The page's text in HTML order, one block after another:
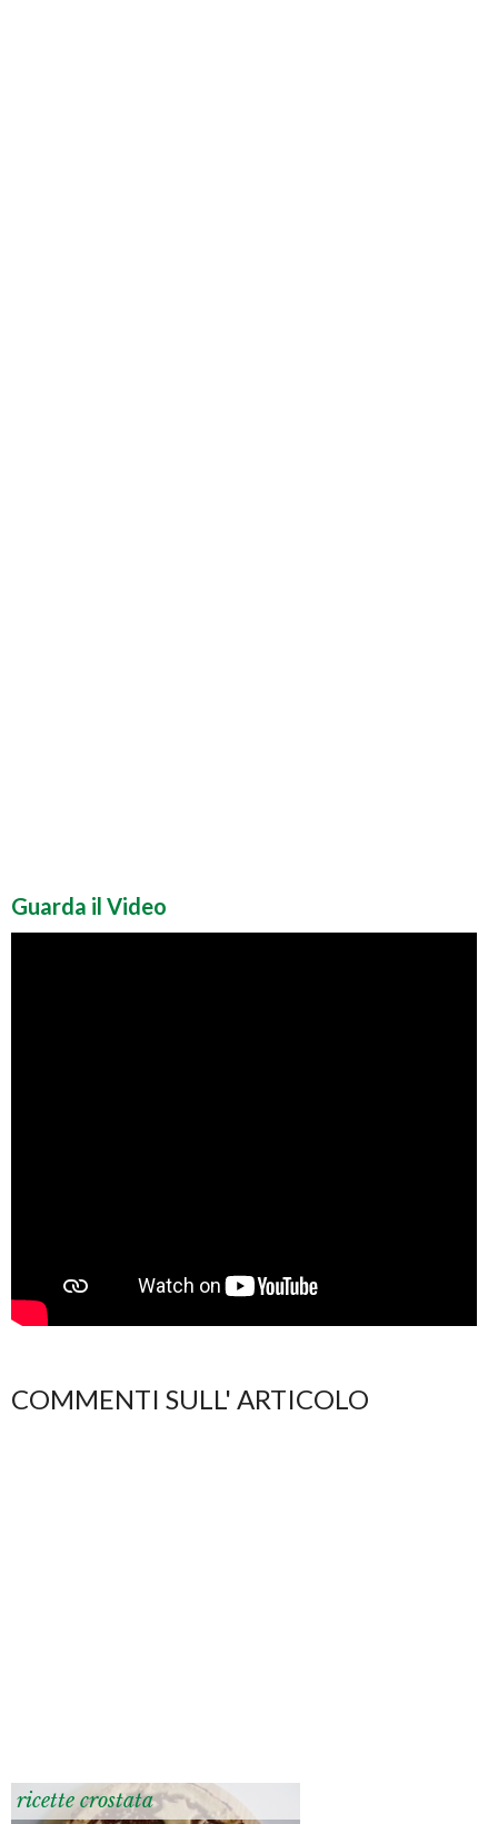
Guarda il Video
COMMENTI SULL' ARTICOLO
ricette crostata